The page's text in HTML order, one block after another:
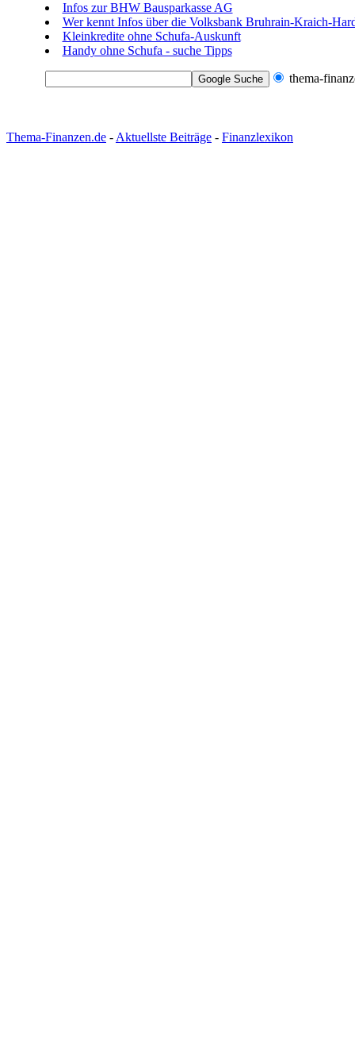
Infos zur BHW Bausparkasse AG
Wer kennt Infos über die Volksbank Bruhrain-Kraich-
Kleinkredite ohne Schufa-Auskunft
Handy ohne Schufa - suche Tipps
thema-
Thema-Finanzen.de - Aktuellste Beiträge - Finanzlexikon